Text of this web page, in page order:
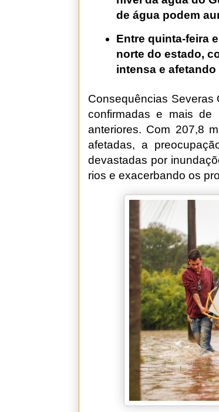
de água podem
Entre quinta-feira
norte do estado,
intensa e
Consequências Severas
confirmadas e mais de
anteriores. Com 207,8
afetadas, a
devastadas por
rios e exacerbando os